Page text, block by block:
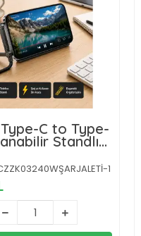
C to Type-
Standlı
1